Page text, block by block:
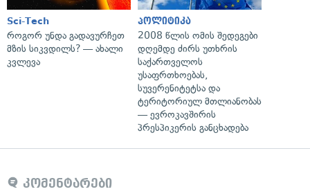
Sci-Tech
როგორ უნდა გადავურჩეთ
მზის სიკვდილს? — ახალი
კვლევა
პოლიტიკა
2008 წლის ომის შედეგები
დღემდე ძირს უთხრის
საქართველოს
უსაფრთხოებას,
სუვერენიტეტსა და
ტერიტორიულ მთლიანობას
— ევროკავშირის
პრესპიკერის განცხადება
კომენტარები